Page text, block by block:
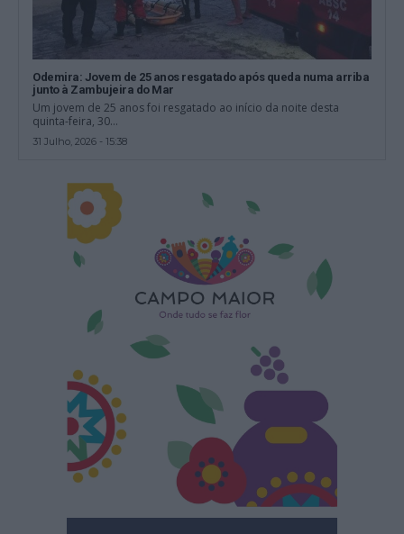
Odemira: Jovem de 25 anos resgatado após queda numa arriba
junto à Zambujeira do Mar
Um jovem de 25 anos foi resgatado ao início da noite desta
quinta-feira, 30...
31 Julho, 2026 - 15:38